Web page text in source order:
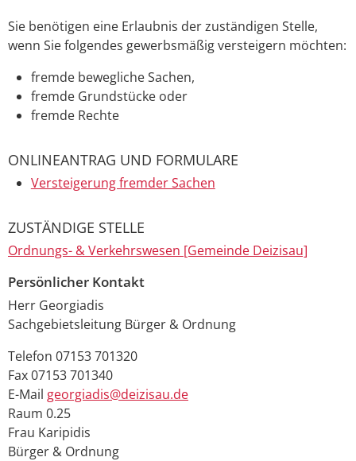
Sie benötigen eine Erlaubnis der zuständigen Stelle,
wenn Sie folgendes gewerbsmäßig versteigern möchten:
fremde bewegliche Sachen,
fremde Grundstücke oder
fremde Rechte
ONLINEANTRAG UND FORMULARE
Versteigerung fremder Sachen
ZUSTÄNDIGE STELLE
Ordnungs- & Verkehrswesen [Gemeinde Deizisau]
Persönlicher Kontakt
Herr Georgiadis
Sachgebietsleitung Bürger & Ordnung
Telefon 07153 701320
Fax07153 701340
E-Mail georgiadis@deizisau.de
Raum 0.25
Frau Karipidis
Bürger & Ordnung